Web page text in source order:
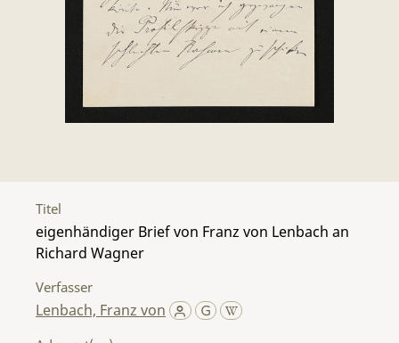
Titel
eigenhändiger Brief von Franz von Lenbach an
Richard Wagner
Verfasser
Lenbach, Franz von